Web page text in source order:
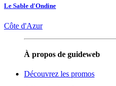
Le Sable d'Ondine
Côte d'Azur
À propos de guideweb
Découvrez les promos